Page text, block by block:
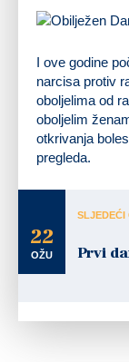
I ove godine
narcisa protiv
oboljelima od
oboljelim
otkrivanja
pregleda.
22
OŽU
SLJEDEĆI
Prvi